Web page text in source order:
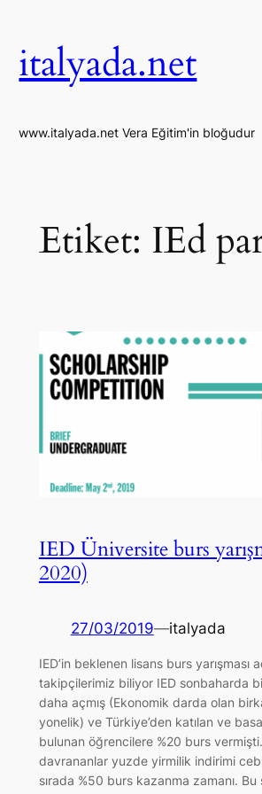
italyada.net
www.italyada.net Vera Eğitim'in bloğudur
Etiket: IEd
IED Üniversite burs
2020)
27/03/2019—italyada
IED’in beklenen lisans burs yarışması
takipçilerimiz biliyor IED sonbaharda
daha açmış (Ekonomik darda olan
yonelik) ve Türkiye’den katılan ve
bulunan öğrencilere %20 burs
davrananlar yuzde yirmilik indirimi
sırada %50 burs kazanma zamanı. Bu